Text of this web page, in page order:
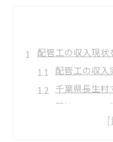
配管工の収入現
配管工の収入
千葉県長生村
配管工として
配管工求人